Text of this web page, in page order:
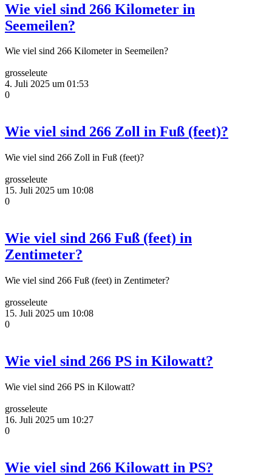
Wie viel sind 266 Kilometer in
Seemeilen?
Wie viel sind 266 Kilometer in Seemeilen?
grosseleute
4. Juli 2025 um 01:53
0
Wie viel sind 266 Zoll in Fuß (feet)?
Wie viel sind 266 Zoll in Fuß (feet)?
grosseleute
15. Juli 2025 um 10:08
0
Wie viel sind 266 Fuß (feet) in
Zentimeter?
Wie viel sind 266 Fuß (feet) in Zentimeter?
grosseleute
15. Juli 2025 um 10:08
0
Wie viel sind 266 PS in Kilowatt?
Wie viel sind 266 PS in Kilowatt?
grosseleute
16. Juli 2025 um 10:27
0
Wie viel sind 266 Kilowatt in PS?